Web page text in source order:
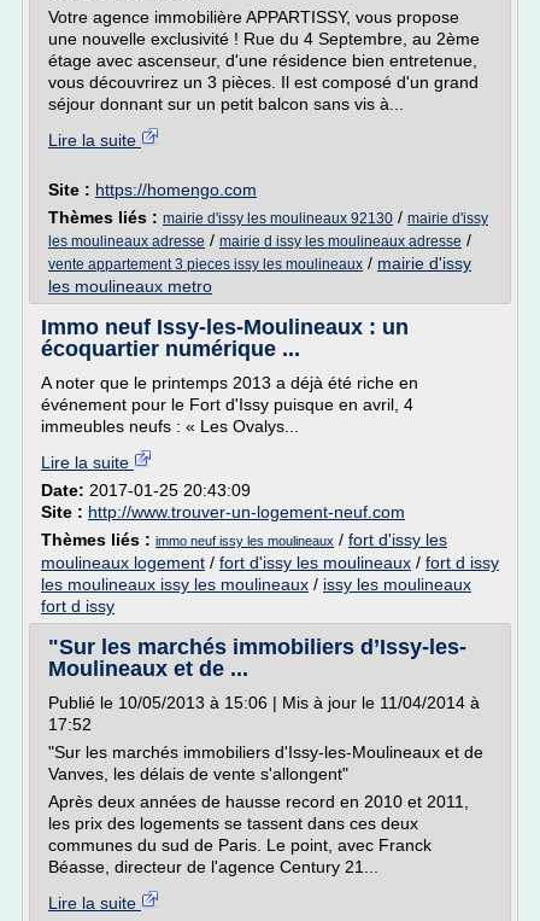
Votre agence immobilière APPARTISSY, vous propose
une nouvelle exclusivité ! Rue du 4 Septembre, au 2ème
étage avec ascenseur, d'une résidence bien entretenue,
vous découvrirez un 3 pièces. Il est composé d'un grand
séjour donnant sur un petit balcon sans vis à...
Lire la suite
Site : https://homengo.com
Thèmes liés : mairie d'issy les moulineaux 92130 / mairie d'issy
les moulineaux adresse / mairie d issy les moulineaux adresse /
vente appartement 3 pieces issy les moulineaux / mairie d'issy
les moulineaux metro
Immo neuf Issy-les-Moulineaux : un
écoquartier numérique ...
A noter que le printemps 2013 a déjà été riche en
événement pour le Fort d'Issy puisque en avril, 4
immeubles neufs : « Les Ovalys...
Lire la suite
Date: 2017-01-25 20:43:09
Site : http://www.trouver-un-logement-neuf.com
Thèmes liés : immo neuf issy les moulineaux / fort d'issy les
moulineaux logement / fort d'issy les moulineaux / fort d issy
les moulineaux issy les moulineaux / issy les moulineaux
fort d issy
"Sur les marchés immobiliers d’Issy-les-
Moulineaux et de ...
Publié le 10/05/2013 à 15:06 | Mis à jour le 11/04/2014 à
17:52
"Sur les marchés immobiliers d'Issy-les-Moulineaux et de
Vanves, les délais de vente s'allongent"
Après deux années de hausse record en 2010 et 2011,
les prix des logements se tassent dans ces deux
communes du sud de Paris. Le point, avec Franck
Béasse, directeur de l'agence Century 21...
Lire la suite